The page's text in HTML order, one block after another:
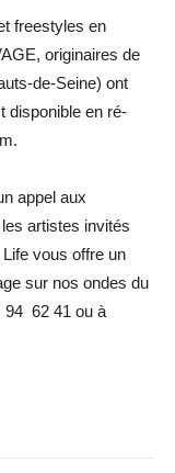
freestyles en
originaires de
de-Seine) ont
disponible en ré-
appel aux
artistes invités
vous offre un
sur nos ondes du
94 62 41 ou à